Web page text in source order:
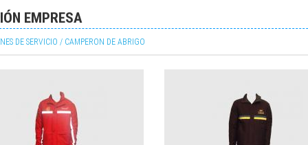
EMPRESA
DE SERVICIO / CAMPERON DE ABRIGO